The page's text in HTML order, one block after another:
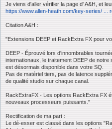
s
s
a
e
Je viens d'aller vérifier la page d' A&H, et
https://www.allen-heath.com/key-series/ ...
Citation A&H :
"Extensions DEEP et RackExtra FX pour
DEEP - Éprouvé lors d'innombrables
internationaux, le traitement DEEP de
est désormais disponible dans votre SQ.
Pas de matériel tiers, pas de latence
de qualité studio sur chaque canal.
RackExtraFX - Les options RackExtra FX
nouveaux processeurs puissants."
Rectification de ma part :
Le dé-esser est classé dans les options